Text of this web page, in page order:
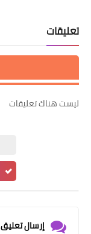
تعليقات
ليست هناك تعليقات
إرسال تعليق